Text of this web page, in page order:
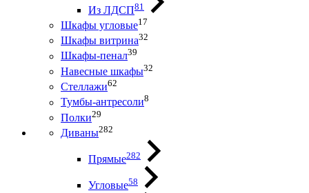
Из ЛДСП81
Шкафы угловые17
Шкафы витрина32
Шкафы-пенал39
Навесные шкафы32
Стеллажи62
Тумбы-антресоли8
Полки29
Диваны282
Прямые282
Угловые58